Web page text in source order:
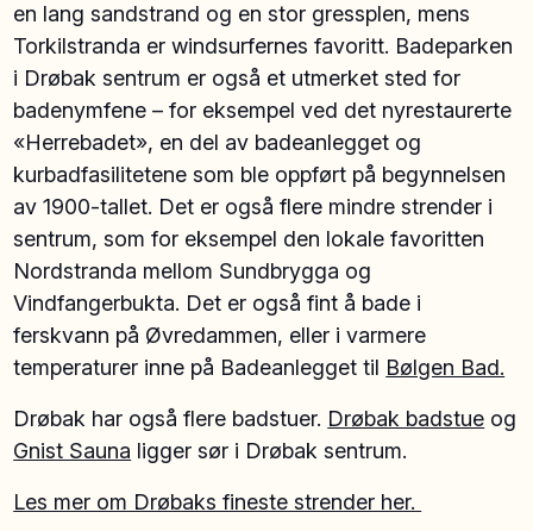
en lang sandstrand og en stor gressplen, mens
Torkilstranda er windsurfernes favoritt. Badeparken
i Drøbak sentrum er også et utmerket sted for
badenymfene – for eksempel ved det nyrestaurerte
«Herrebadet», en del av badeanlegget og
kurbadfasilitetene som ble oppført på begynnelsen
av 1900-tallet. Det er også flere mindre strender i
sentrum, som for eksempel den lokale favoritten
Nordstranda mellom Sundbrygga og
Vindfangerbukta. Det er også fint å bade i
ferskvann på Øvredammen, eller i varmere
temperaturer inne på Badeanlegget til Bølgen Bad.
Drøbak har også flere badstuer. Drøbak badstue og
Gnist Sauna ligger sør i Drøbak sentrum.
Les mer om Drøbaks fineste strender her.